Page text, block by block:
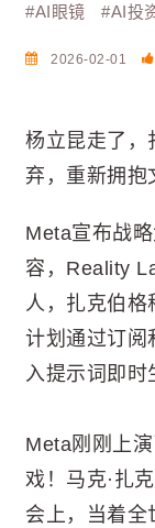
#AI眼镜 #AI投
2026-02-01
杨立昆走了，
弃，重新拥抱
Meta宣布战
容，Reality
人，扎克伯格
计划通过订阅
入提示词即时
Meta刚刚上
戏！马克·扎
会上，当着全